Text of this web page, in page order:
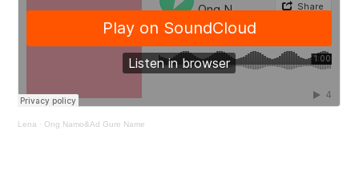
Lena ·Ong Namo&Ad Gure Name